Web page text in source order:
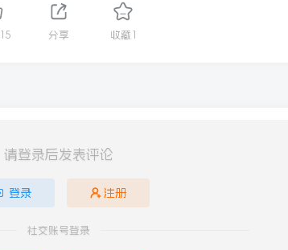
15 分享 收藏 1
请登录后发表评论
登录 注册
社交账号登录